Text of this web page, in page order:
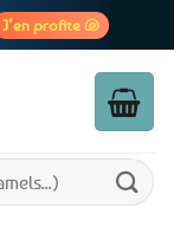
J’en profite 🐚